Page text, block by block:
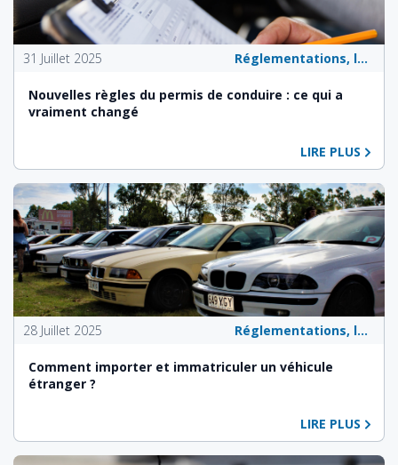
31 Juillet 2025 Réglementations, lois et politiques publiques
Nouvelles règles du permis de conduire : ce qui a
vraiment changé
LIRE PLUS
28 Juillet 2025 Réglementations, lois et politiques publiques
Comment importer et immatriculer un véhicule
étranger ?
LIRE PLUS